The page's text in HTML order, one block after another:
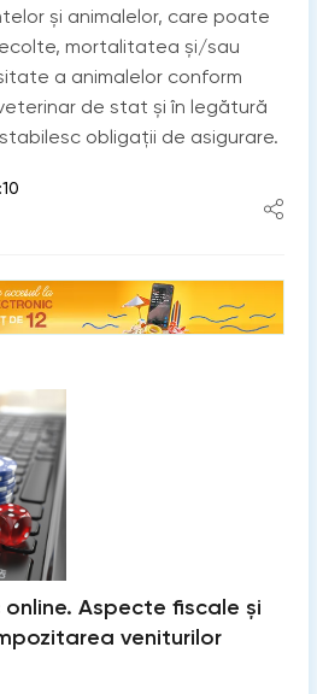
și animalelor, care poate
mortalitatea și/sau
a animalelor conform
de stat și în legătură
obligații de asigurare.
Aspecte fiscale și
veniturilor